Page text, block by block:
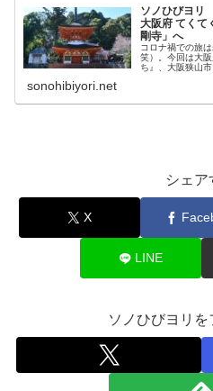
ソノひびヨリ
大阪府 てくて
剛寺」へ
コロナ禍での旅
笑）。今回は大
ち』、大阪狭山
『天野山金剛寺
sonohibiyori.net
シェア
X
LINE
ソノひびヨリを